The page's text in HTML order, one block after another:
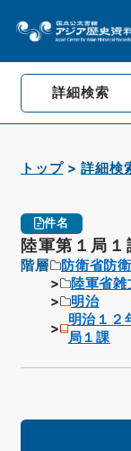
詳細検索
トップ 詳細検
件名
陸軍第１局
階層 防衛省防
陸軍省
明治
明治１
局１課